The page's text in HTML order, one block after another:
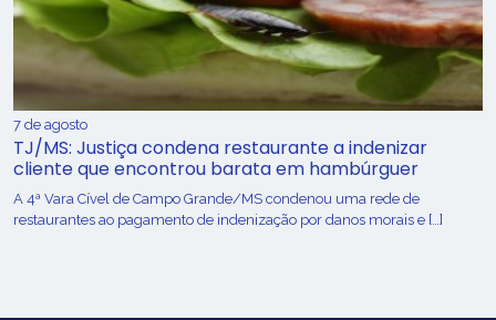
7 de agosto
TJ/MS: Justiça condena restaurante a indenizar
cliente que encontrou barata em hambúrguer
A 4ª Vara Cível de Campo Grande/MS condenou uma rede de
restaurantes ao pagamento de indenização por danos morais e […]